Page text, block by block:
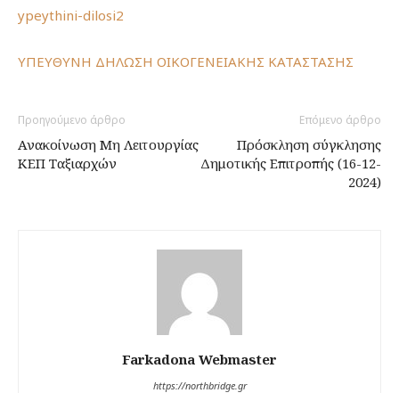
ypeythini-dilosi2
ΥΠΕΥΘΥΝΗ ΔΗΛΩΣΗ ΟΙΚΟΓΕΝΕΙΑΚΗΣ ΚΑΤΑΣΤΑΣΗΣ
Προηγούμενο άρθρο
Ανακοίνωση Μη Λειτουργίας
ΚΕΠ Ταξιαρχών
Επόμενο άρθρο
Πρόσκληση σύγκλησης
Δημοτικής Επιτροπής (16-12-
2024)
Farkadona Webmaster
https://northbridge.gr